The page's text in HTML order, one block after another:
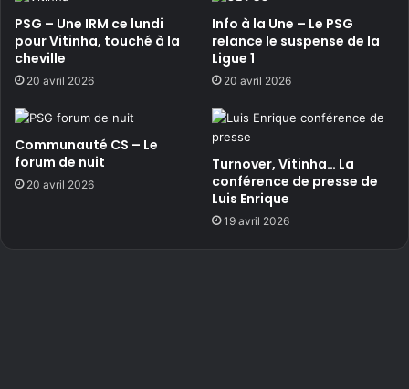
PSG – Une IRM ce lundi
pour Vitinha, touché à la
cheville
20 avril 2026
Info à la Une – Le PSG
relance le suspense de la
Ligue 1
20 avril 2026
Communauté CS – Le
forum de nuit
20 avril 2026
Turnover, Vitinha… La
conférence de presse de
Luis Enrique
19 avril 2026